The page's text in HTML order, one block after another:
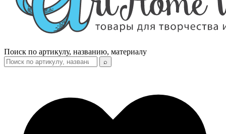
Поиск по артикулу, названию, материалу
⌕